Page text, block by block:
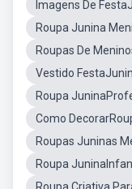
Imagens De
Roupa Junina
Roupas De
Vestido
Roupa
Como
Roupas Juninas
Roupa